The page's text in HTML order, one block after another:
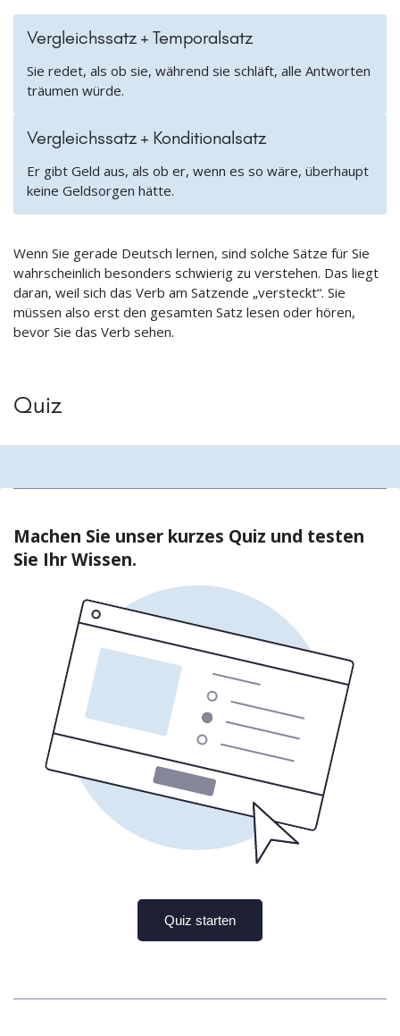
Vergleichssatz + Temporalsatz
Sie redet, als ob sie, während sie schläft, alle Antworten
träumen würde.
Vergleichssatz + Konditionalsatz
Er gibt Geld aus, als ob er, wenn es so wäre, überhaupt
keine Geldsorgen hätte.
Wenn Sie gerade Deutsch lernen, sind solche Sätze für Sie
wahrscheinlich besonders schwierig zu verstehen. Das liegt
daran, weil sich das Verb am Satzende „versteckt“. Sie
müssen also erst den gesamten Satz lesen oder hören,
bevor Sie das Verb sehen.
Quiz